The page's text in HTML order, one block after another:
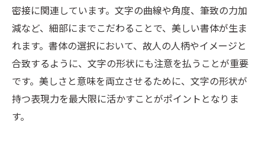
密接に関連しています。文字の曲線や角度、筆致の力加
減など、細部にまでこだわることで、美しい書体が生ま
れます。書体の選択において、故人の人柄やイメージと
合致するように、文字の形状にも注意を払うことが重要
です。美しさと意味を両立させるために、文字の形状が
持つ表現力を最大限に活かすことがポイントとなりま
す。